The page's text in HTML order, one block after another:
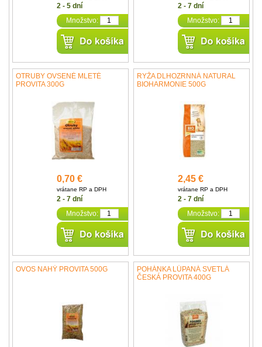
2 - 5 dní
Množstvo:
2 - 7 dní
Množstvo:
OTRUBY OVSENÉ MLETÉ
PROVITA 300G
0,70 €
vrátane RP a DPH
2 - 7 dní
Množstvo:
RYŽA DLHOZRNNÁ NATURAL
BIOHARMONIE 500G
2,45 €
vrátane RP a DPH
2 - 7 dní
Množstvo:
OVOS NAHÝ PROVITA 500G
POHÁNKA LÚPANÁ SVETLÁ
ČESKÁ PROVITA 400G